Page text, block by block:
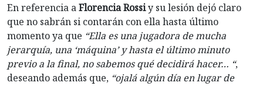
En referencia aFlorencia Rossiy su lesión dejó claro
que no sabrán si contarán con ella hasta último
momento ya que “Ella es una jugadora de mucha
jerarquía, una ‘máquina’ y hasta el último minuto
previo a la final, no sabemos qué decidirá hacer… “,
deseando además que, “ojalá algún día en lugar de